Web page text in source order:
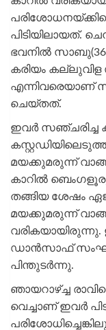
പിടിയിലായത്.
ഭവനില്‍
കരിയം കല്ലുവിള
എന്നിവരെയാണ്
ചെയ്തത്.
ഇവര്‍
മയക്കുമരുന്ന്
കാറില്‍
തങ്ങിയ ശേഷം
മയക്കുമരുന്ന്
വരികയായിരുന്നു.
ഡാന്‍സാഫ്
പിന്തുടര്‍ന്നു.
ഞായറാഴ്ച്ച
വെച്ചാണ് ഇവർ